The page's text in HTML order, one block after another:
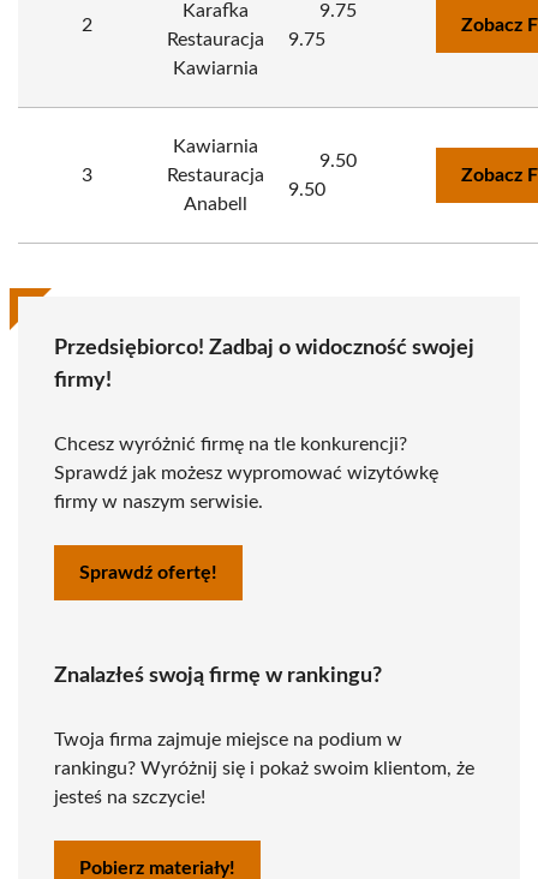
2
Karafka
Restauracja
Kawiarnia
9.75
9.75
Zobacz
3
Kawiarnia
Restauracja
Anabell
9.50
9.50
Zobacz
Przedsiębiorco! Zadbaj o widoczność swojej
firmy!
Chcesz wyróżnić firmę na tle konkurencji?
Sprawdź jak możesz wypromować wizytówkę
firmy w naszym serwisie.
Sprawdź ofertę!
Znalazłeś swoją firmę w rankingu?
Twoja firma zajmuje miejsce na podium w
rankingu? Wyróżnij się i pokaż swoim klientom, że
jesteś na szczycie!
Pobierz materiały!